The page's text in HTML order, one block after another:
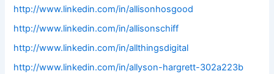
http://www.linkedin.com/in/allisonhosgood
http://www.linkedin.com/in/allisonschiff
http://www.linkedin.com/in/allthingsdigital
http://www.linkedin.com/in/allyson-hargrett-302a223b